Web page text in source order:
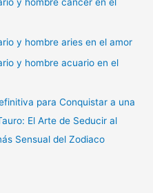
y hombre aries en el amor
y hombre acuario en el
para Conquistar a una
El Arte de Seducir al
Sensual del Zodiaco